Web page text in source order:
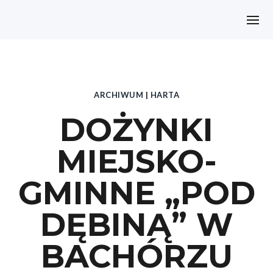
ARCHIWUM | HARTA
DOŻYNKI
MIEJSKO-
GMINNE „POD
DĘBINĄ” W
BACHÓRZU